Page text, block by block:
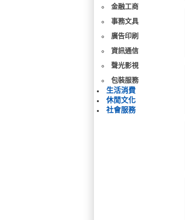
金融工商
事務文具
廣告印刷
資訊通信
聲光影視
包裝服務
生活消費
休閒文化
社會服務